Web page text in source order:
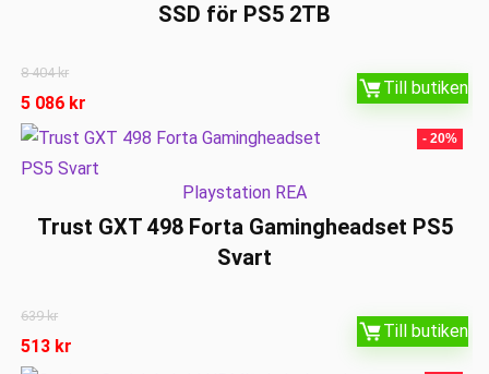
SSD för PS5 2TB
8 404kr
5 086 kr
Till butiken
- 20%
Playstation REA
Trust GXT 498 Forta Gamingheadset PS5
Svart
639kr
513 kr
Till butiken